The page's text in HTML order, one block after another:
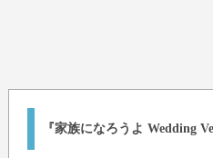
『家族になろうよ Wedding